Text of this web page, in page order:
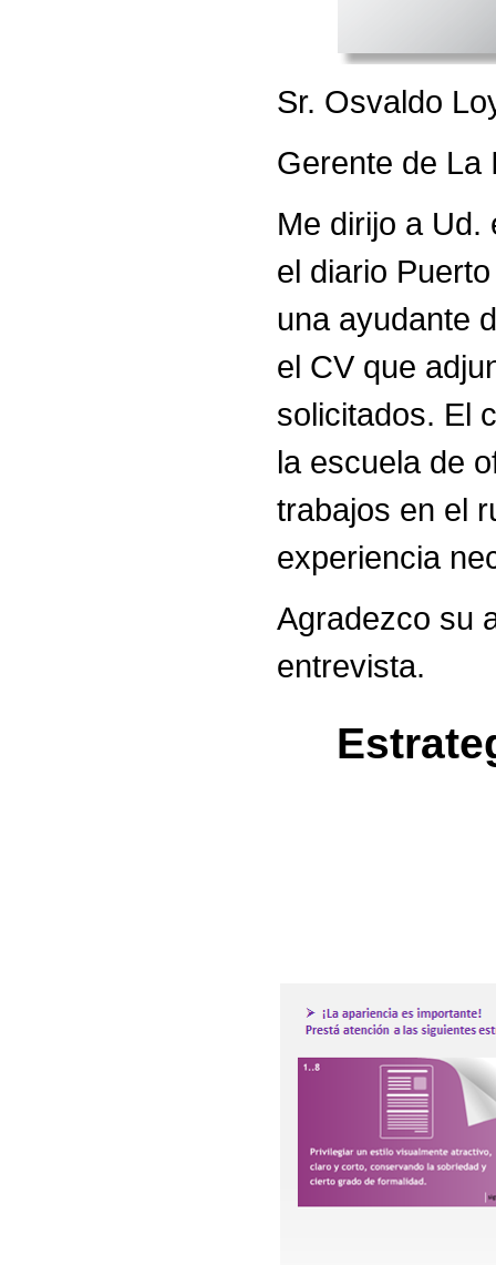
Sr. Osvaldo
Gerente de La
Me dirijo a
el diario
una ayudante
el CV que
solicitados. El
la escuela de
trabajos en el
experiencia
Agradezco su
entrevista.